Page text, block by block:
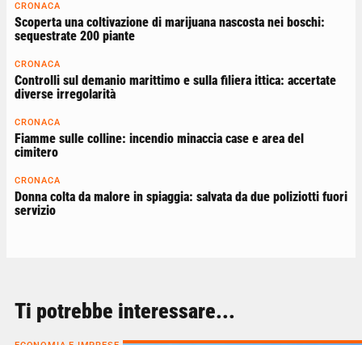
CRONACA
Scoperta una coltivazione di marijuana nascosta nei boschi:
sequestrate 200 piante
CRONACA
Controlli sul demanio marittimo e sulla filiera ittica: accertate
diverse irregolarità
CRONACA
Fiamme sulle colline: incendio minaccia case e area del
cimitero
CRONACA
Donna colta da malore in spiaggia: salvata da due poliziotti fuori
servizio
Ti potrebbe interessare...